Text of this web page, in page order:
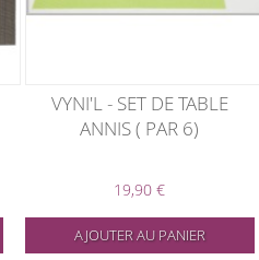
VYNI'L - SET DE TABLE
ANNIS ( PAR 6)
19,90 €
AJOUTER AU PANIER